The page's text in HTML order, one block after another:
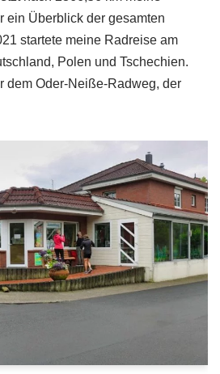
ein Überblick der gesamten
startete meine Radreise am
Polen und Tschechien.
dem Oder-Neiße-Radweg, der